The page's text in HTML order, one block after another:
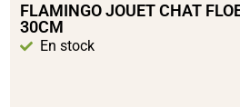
FLAMINGO JOUET CHAT
30CM
En stock